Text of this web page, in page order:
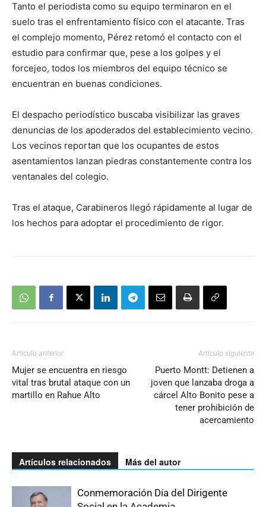
Tanto el periodista como su equipo terminaron en el
suelo tras el enfrentamiento físico con el atacante. Tras
el complejo momento, Pérez retomó el contacto con el
estudio para confirmar que, pese a los golpes y el
forcejeo, todos los miembros del equipo técnico se
encuentran en buenas condiciones.
El despacho periodístico buscaba visibilizar las graves
denuncias de los apoderados del establecimiento vecino.
Los vecinos reportan que los ocupantes de estos
asentamientos lanzan piedras constantemente contra los
ventanales del colegio.
Tras el ataque, Carabineros llegó rápidamente al lugar de
los hechos para adoptar el procedimiento de rigor.
Artículo anterior
Mujer se encuentra en riesgo
vital tras brutal ataque con un
martillo en Rahue Alto
Artículo siguiente
Puerto Montt: Detienen a
joven que lanzaba droga a
cárcel Alto Bonito pese a
tener prohibición de
acercamiento
Artículos relacionados Más del autor
Conmemoración Día del Dirigente